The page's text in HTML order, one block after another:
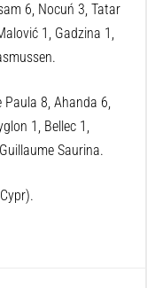
6, Nocuń 3, Tatar
1, Gadzina 1,
Paula 8, Ahanda 6,
1, Bellec 1,
Saurina.